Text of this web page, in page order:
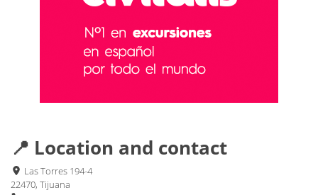
📍 Location and contact
Las Torres 194-4
22470, Tijuana